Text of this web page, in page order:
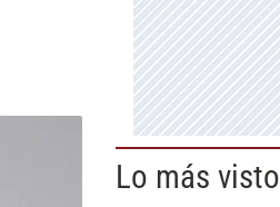
Lo más visto